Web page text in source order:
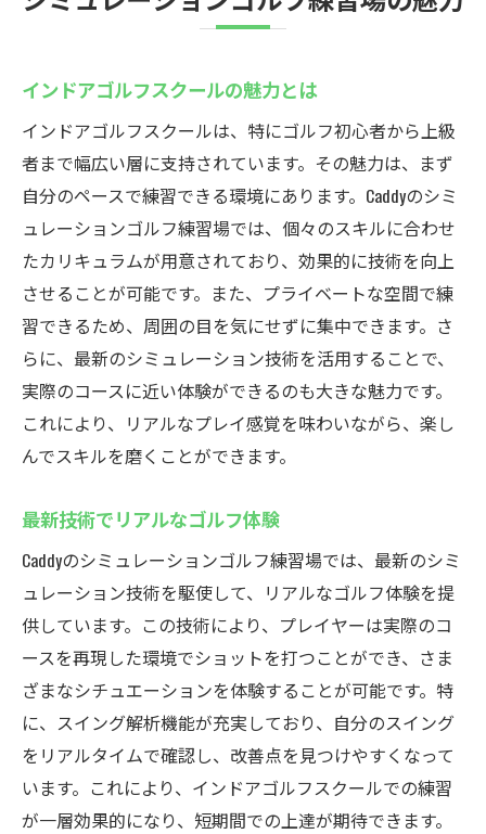
インドアゴルフスクールの魅力とは
インドアゴルフスクールは、特にゴルフ初心者から上級
者まで幅広い層に支持されています。その魅力は、まず
自分のペースで練習できる環境にあります。Caddyのシミ
ュレーションゴルフ練習場では、個々のスキルに合わせ
たカリキュラムが用意されており、効果的に技術を向上
させることが可能です。また、プライベートな空間で練
習できるため、周囲の目を気にせずに集中できます。さ
らに、最新のシミュレーション技術を活用することで、
実際のコースに近い体験ができるのも大きな魅力です。
これにより、リアルなプレイ感覚を味わいながら、楽し
んでスキルを磨くことができます。
最新技術でリアルなゴルフ体験
Caddyのシミュレーションゴルフ練習場では、最新のシミ
ュレーション技術を駆使して、リアルなゴルフ体験を提
供しています。この技術により、プレイヤーは実際のコ
ースを再現した環境でショットを打つことができ、さま
ざまなシチュエーションを体験することが可能です。特
に、スイング解析機能が充実しており、自分のスイング
をリアルタイムで確認し、改善点を見つけやすくなって
います。これにより、インドアゴルフスクールでの練習
が一層効果的になり、短期間での上達が期待できます。